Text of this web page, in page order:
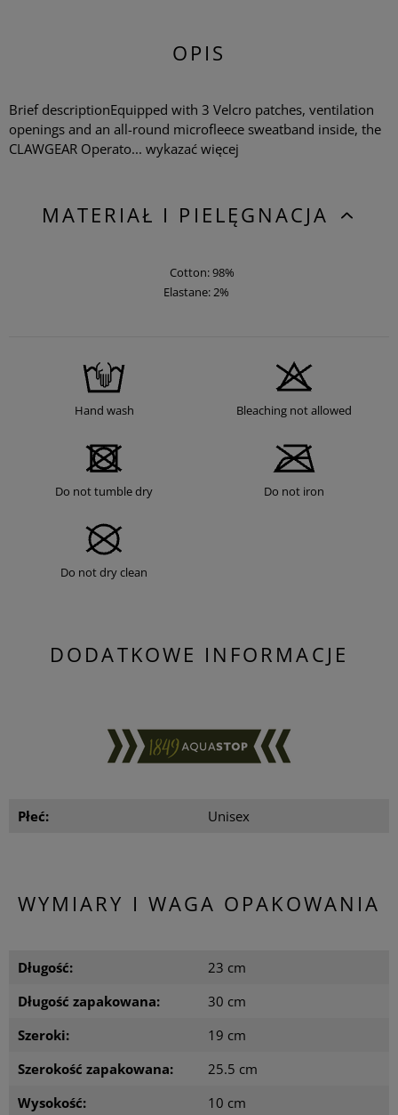
OPIS
Brief descriptionEquipped with 3 Velcro patches, ventilation
openings and an all-round microfleece sweatband inside, the
CLAWGEAR Operato... wykazać więcej
MATERIAŁ I PIELĘGNACJA
Cotton: 98%
Elastane: 2%
Hand wash Bleaching not allowed
Do not tumble dry Do not iron
Do not dry clean
DODATKOWE INFORMACJE
Płeć: Unisex
WYMIARY I WAGA OPAKOWANIA
Długość:
23 cm
Długość zapakowana:
30 cm
Szeroki:
19 cm
Szerokość zapakowana:
25.5 cm
Wysokość:
10 cm